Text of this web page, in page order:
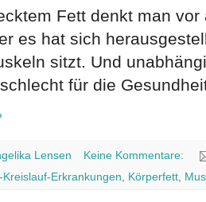
Fett denkt man
es hat sich
sitzt. Und
für die
Lensen
Keine Kommentare:
Kreislauf-Erkrankungen, Körperfett,